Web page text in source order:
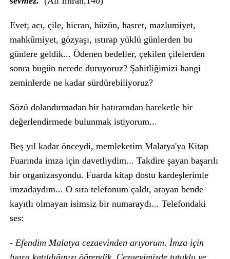
Evet; acı, çile, hicran, hüzün, hasret, mazlumiyet,
mahkûmiyet, gözyaşı, ıstırap yüklü günlerden bu
günlere geldik... Ödenen bedeller, çekilen çilelerden
sonra bugün nerede duruyoruz? Şahitliğimizi hangi
zeminlerde ne kadar sürdürebiliyoruz?
Sözü dolandırmadan bir hatıramdan hareketle bir
değerlendirmede bulunmak istiyorum...
Beş yıl kadar önceydi, memleketim Malatya'ya Kitap
Fuarında imza için davetliydim... Takdire şayan başarılı
bir organizasyondu. Fuarda kitap dostu kardeşlerimle
imzadaydım... O sıra telefonum çaldı, arayan bende
kayıtlı olmayan isimsiz bir numaraydı... Telefondaki
ses:
- Efendim Malatya cezaevinden arıyorum. İmza için
fuara katıldığınızı öğrendik. Cezaevimizde tutuklu ve